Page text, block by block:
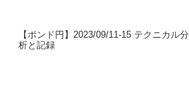
【ポンド円】2023/09/11-15 テクニカル分
析と記録